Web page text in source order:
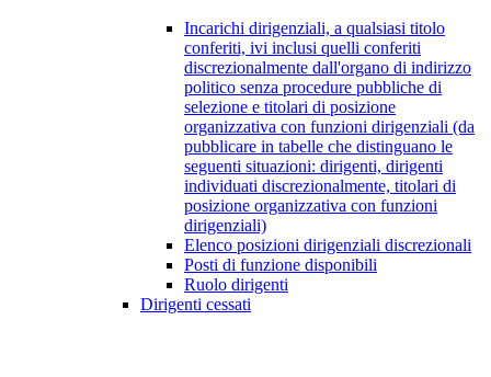
Incarichi dirigenziali, a qualsiasi titolo
conferiti, ivi inclusi quelli conferiti
discrezionalmente dall'organo di indirizzo
politico senza procedure pubbliche di
selezione e titolari di posizione
organizzativa con funzioni dirigenziali (da
pubblicare in tabelle che distinguano le
seguenti situazioni: dirigenti, dirigenti
individuati discrezionalmente, titolari di
posizione organizzativa con funzioni
dirigenziali)
Elenco posizioni dirigenziali discrezionali
Posti di funzione disponibili
Ruolo dirigenti
Dirigenti cessati